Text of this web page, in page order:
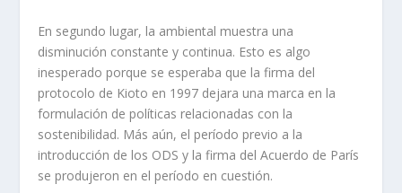
En segundo lugar, la ambiental muestra una
disminución constante y continua. Esto es algo
inesperado porque se esperaba que la firma del
protocolo de Kioto en 1997 dejara una marca en la
formulación de políticas relacionadas con la
sostenibilidad. Más aún, el período previo a la
introducción de los ODS y la firma del Acuerdo de París
se produjeron en el período en cuestión.